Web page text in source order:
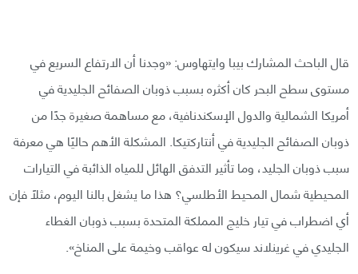
قال الباحث المشارك بيبا وايتهاوس: «وجدنا أن الارتفاع السريع في
مستوى سطح البحر كان أكثره بسبب ذوبان الصفائح الجليدية في
أمريكا الشمالية والدول الإسكندنافية، مع مساهمة صغيرة جدًا من
ذوبان الصفائح الجليدية في أنتاركتيكا. المشكلة الأهم حاليًا هي معرفة
سبب ذوبان الجليد، وما تأثير التدفق الهائل للمياه الذائبة في التيارات
المحيطية شمال المحيط الأطلسي؟ هذا ما يشغل بالنا اليوم، مثلًا فإن
أي اضطراب في تيار خليج المملكة المتحدة بسبب ذوبان الغطاء
الجليدي في غرينلاند سيكون له عواقب وخيمة على المناخ».